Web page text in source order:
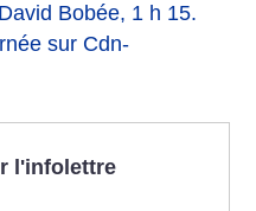
Bobée, 1 h 15.
sur Cdn-
l'infolettre